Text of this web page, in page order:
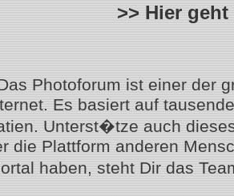
>> Hier
Photoforum ist einer der
Es basiert auf
Unterst�tze auch
die Plattform anderen
haben, steht Dir das